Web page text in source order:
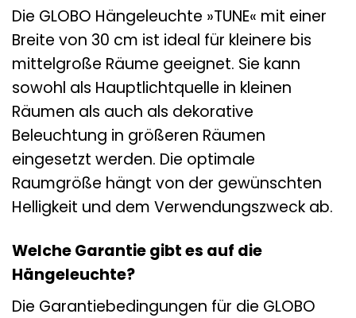
Die GLOBO Hängeleuchte »TUNE« mit einer
Breite von 30 cm ist ideal für kleinere bis
mittelgroße Räume geeignet. Sie kann
sowohl als Hauptlichtquelle in kleinen
Räumen als auch als dekorative
Beleuchtung in größeren Räumen
eingesetzt werden. Die optimale
Raumgröße hängt von der gewünschten
Helligkeit und dem Verwendungszweck ab.
Welche Garantie gibt es auf die
Hängeleuchte?
Die Garantiebedingungen für die GLOBO